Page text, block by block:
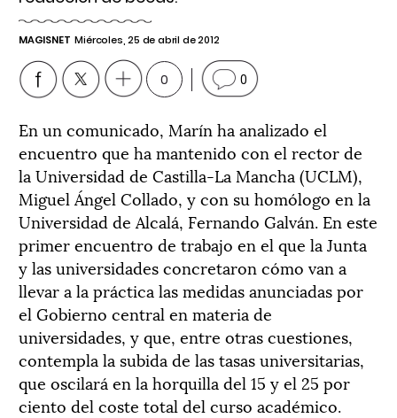
MAGISNET Miércoles, 25 de abril de 2012
0 0
En un comunicado, Marín ha analizado el
encuentro que ha mantenido con el rector de
la Universidad de Castilla-La Mancha (UCLM),
Miguel Ángel Collado, y con su homólogo en la
Universidad de Alcalá, Fernando Galván. En este
primer encuentro de trabajo en el que la Junta
y las universidades concretaron cómo van a
llevar a la práctica las medidas anunciadas por
el Gobierno central en materia de
universidades, y que, entre otras cuestiones,
contempla la subida de las tasas universitarias,
que oscilará en la horquilla del 15 y el 25 por
ciento del coste total del curso académico.